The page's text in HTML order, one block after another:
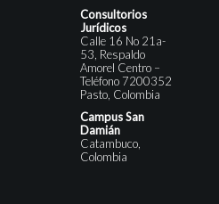
Consultorios
Jurídicos
Calle 16 No 21a-
53, Respaldo
Amorel Centro –
Teléfono 7200352
Pasto, Colombia
Campus San
Damián
Catambuco,
Colombia